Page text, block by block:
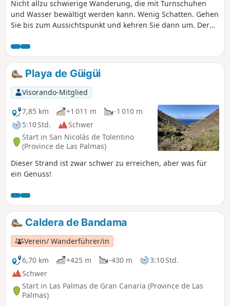
Nicht allzu schwierige Wanderung, die mit Turnschuhen
und Wasser bewältigt werden kann. Wenig Schatten. Gehen
Sie bis zum Aussichtspunkt und kehren Sie dann um. Der
kamen, gibt es nichts Interessantes zu sehen.
Playa de Güigüi
Visorando-Mitglied
7,85 km
+1 011 m
-1 010 m
5:10 Std.
Schwer
Start in San Nicolás de Tolentino
(Province de Las Palmas)
Dieser Strand ist zwar schwer zu erreichen, aber was für
ein Genuss!
Caldera de Bandama
Verein/ Wanderführer/in
6,70 km
+425 m -430 m
3:10 Std.
Schwer
Start in Las Palmas de Gran Canaria (Province de Las
Palmas)